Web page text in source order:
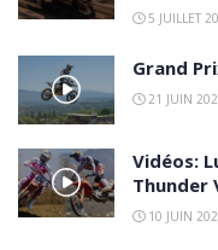
5 JUILLET
Grand
21 JUIN
Vidéos:
Thunder
10 JUIN